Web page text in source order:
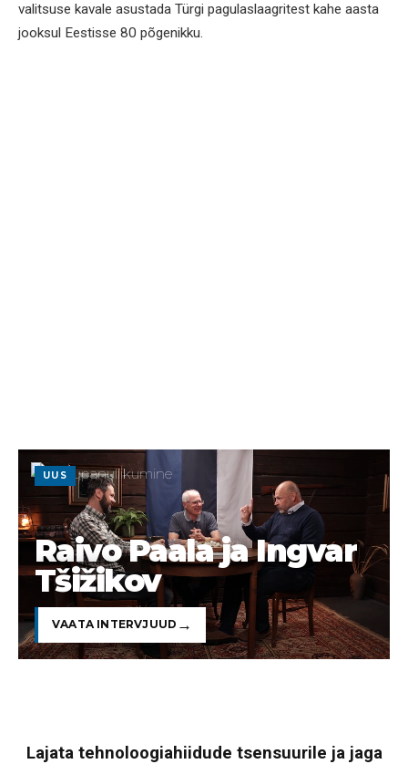
valitsuse kavale asustada Türgi pagulaslaagritest kahe aasta
jooksul Eestisse 80 põgenikku.
UUS
Raivo Paala ja Ingvar
Tšižikov
VAATA INTERVJUUD
Lajata tehnoloogiahiidude tsensuurile ja jaga